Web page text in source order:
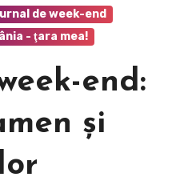
de week-end
- ţara mea!
end:
şi